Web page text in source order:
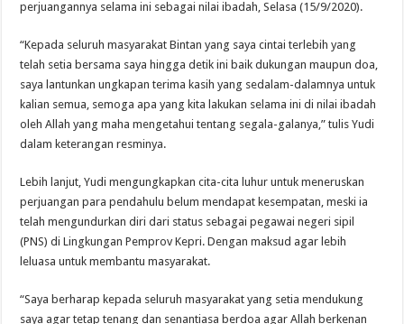
perjuangannya selama ini sebagai nilai ibadah, Selasa (15/9/2020).
“Kepada seluruh masyarakat Bintan yang saya cintai terlebih yang
telah setia bersama saya hingga detik ini baik dukungan maupun doa,
saya lantunkan ungkapan terima kasih yang sedalam-dalamnya untuk
kalian semua, semoga apa yang kita lakukan selama ini di nilai ibadah
oleh Allah yang maha mengetahui tentang segala-galanya,” tulis Yudi
dalam keterangan resminya.
Lebih lanjut, Yudi mengungkapkan cita-cita luhur untuk meneruskan
perjuangan para pendahulu belum mendapat kesempatan, meski ia
telah mengundurkan diri dari status sebagai pegawai negeri sipil
(PNS) di Lingkungan Pemprov Kepri. Dengan maksud agar lebih
leluasa untuk membantu masyarakat.
“Saya berharap kepada seluruh masyarakat yang setia mendukung
saya agar tetap tenang dan senantiasa berdoa agar Allah berkenan